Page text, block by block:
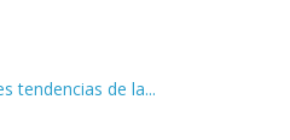
tendencias de la...